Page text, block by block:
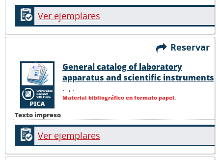
Ver ejemplares
Reservar
Texto impreso
General catalog of laboratory
apparatus and scientific instruments
.- , .
Material bibliográfico en formato papel.
Ver ejemplares